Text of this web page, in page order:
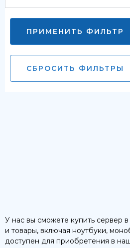
ПРИМЕНИТЬ ФИЛЬТР
СБРОСИТЬ ФИЛЬТРЫ
У нас вы сможете купить сервер
и товары, включая ноутбуки,
доступен для приобретения в